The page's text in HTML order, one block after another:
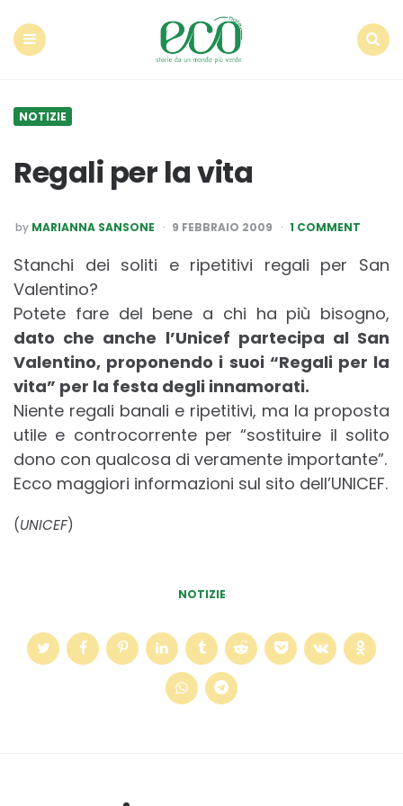
NOTIZIE
Regali per la vita
POSTED
BY
by MARIANNA SANSONE 9 FEBBRAIO 2009 1 COMMENT
Stanchi dei soliti e ripetitivi regali per San
Valentino?
Potete fare del bene a chi ha più bisogno,
dato che anche l’Unicef partecipa al San
Valentino, proponendo i suoi “Regali per la
vita” per la festa degli innamorati.
Niente regali banali e ripetitivi, ma la proposta
utile e controcorrente per “sostituire il solito
dono con qualcosa di veramente importante”.
Ecco maggiori informazioni sul sito dell’UNICEF.
(UNICEF)
NOTIZIE